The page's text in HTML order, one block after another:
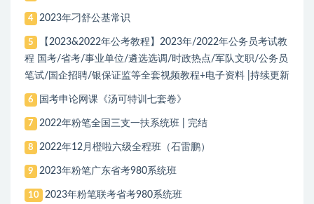
4 2023年刁舒公基常识
5
【2023&2022年公考教程】2023年/2022年公务员考试教
程 国考/省考/事业单位/遴选选调/时政热点/军队文职/公务员
笔试/国企招聘/银保证监等全套视频教程+电子资料 |持续更新
6 国考申论网课《汤可特训七套卷》
7 2022年粉笔全国三支一扶系统班 | 完结
8 2022年12月橙啦六级全程班（石雷鹏）
9 2023年粉笔广东省考980系统班
10 2023年粉笔联考省考980系统班